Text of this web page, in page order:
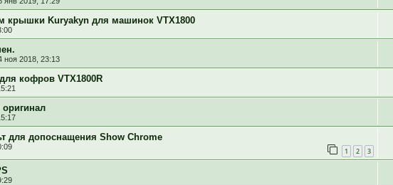
крышки Kuryakyn для машинок VTX1800
ноя 2018, 23:13
кофров VTX1800R
для допоснащения Show Chrome
1 2 3